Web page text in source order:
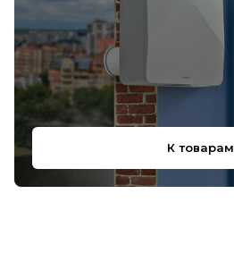
К товарам